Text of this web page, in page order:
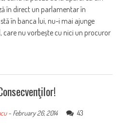
în direct un parlamentar în
în banca lui, nu-i mai ajunge
care nu vorbește cu nici un procuror
- February 26, 2014
43